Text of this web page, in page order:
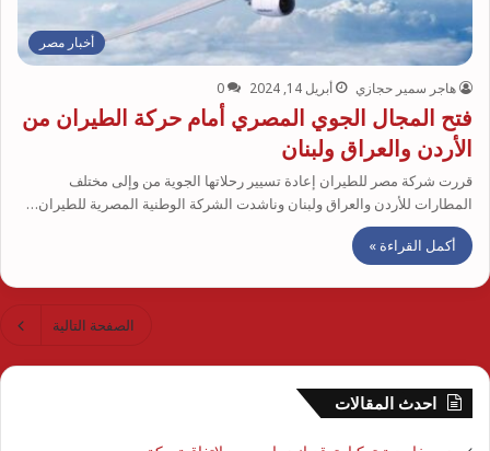
أخبار مصر
هاجر سمير حجازي أبريل 14, 2024 0
فتح المجال الجوي المصري أمام حركة الطيران من
الأردن والعراق ولبنان
قررت شركة مصر للطيران إعادة تسيير رحلاتها الجوية من وإلى مختلف
المطارات للأردن والعراق ولبنان وناشدت الشركة الوطنية المصرية للطيران…
أكمل القراءة »
الصفحة التالية
احدث المقالات